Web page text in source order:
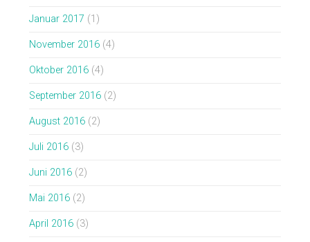
Januar 2017 (1)
November 2016(4)
Oktober 2016(4)
September 2016(2)
August 2016(2)
Juli 2016(3)
Juni 2016(2)
Mai 2016(2)
April 2016(3)